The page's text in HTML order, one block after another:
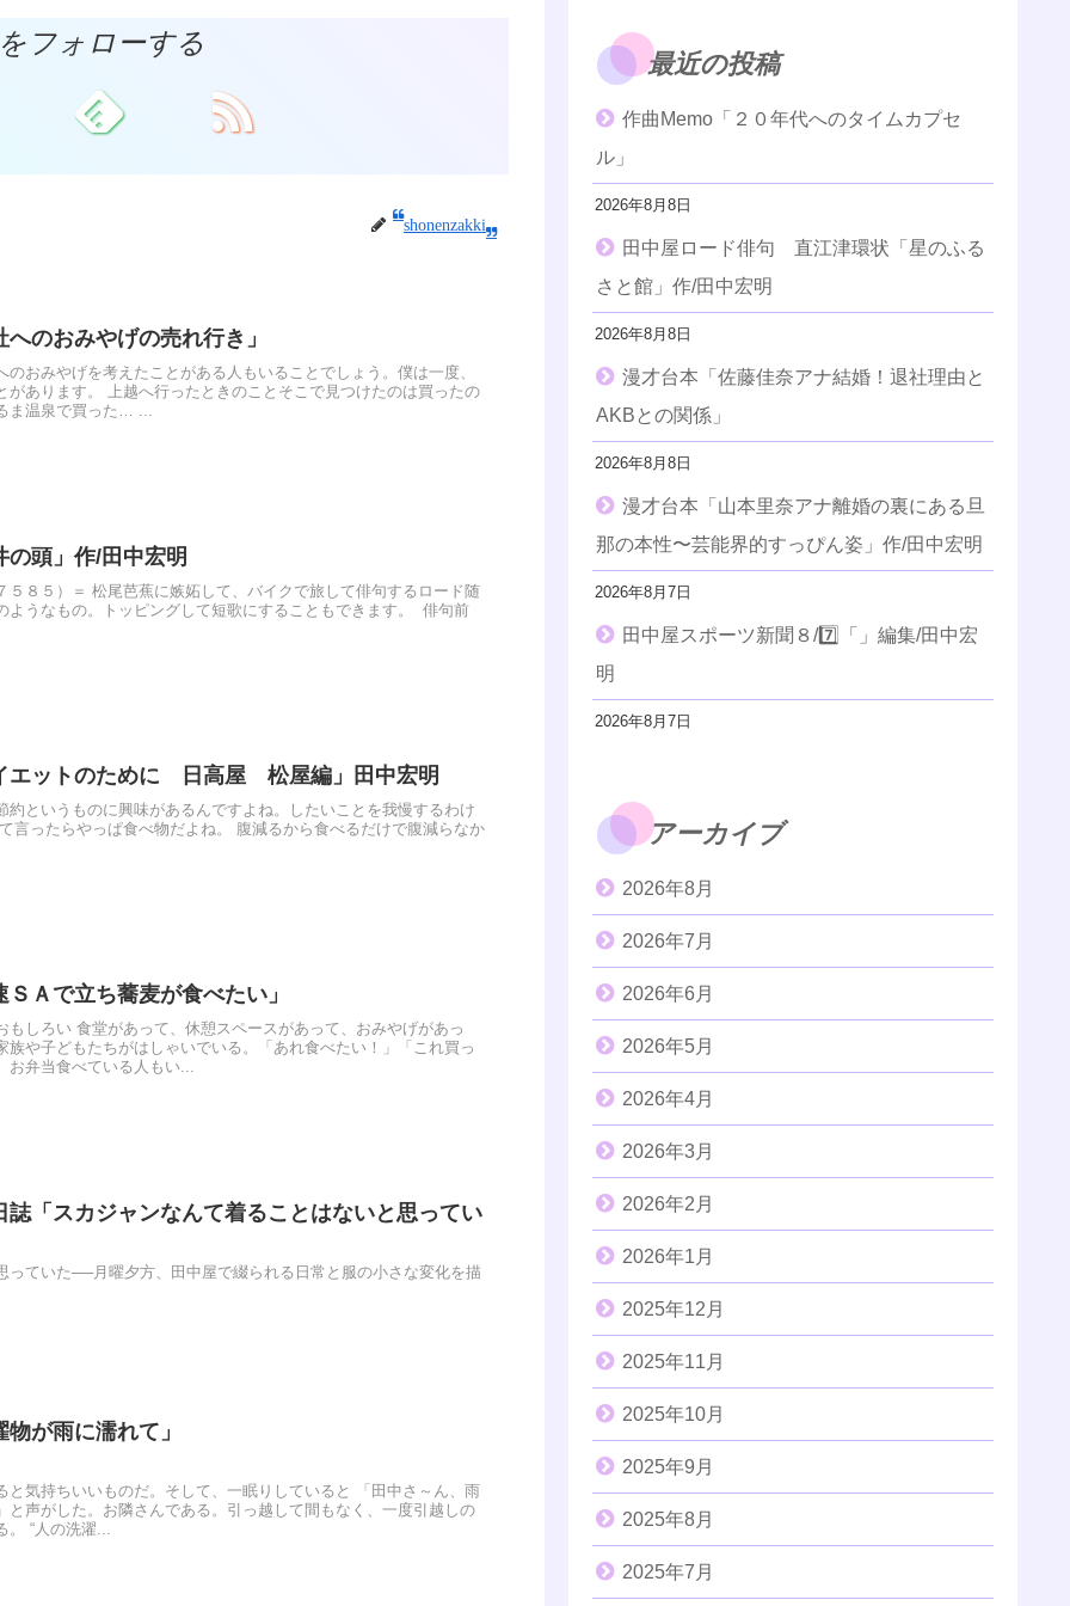
をフォローする
shonenzakki
のおみやげの売れ行き」
おみやげを考えたことがある人もいることでしょう。僕は一度、
があります。 上越へ行ったときのことそこで見つけたのは買ったの
ま温泉で買った… ...
頭」作/田中宏明
５８５）＝ 松尾芭蕉に嫉妬して、バイクで旅して俳句するロード随
ようなもの。トッピングして短歌にすることもできます。 俳句前
エットのために 日高屋 松屋編」田中宏明
約というものに興味があるんですよね。したいことを我慢するわけ
言ったらやっぱ食べ物だよね。 腹減るから食べるだけで腹減らなか
Ａで立ち蕎麦が食べたい」
もしろい 食堂があって、休憩スペースがあって、おみやげがあっ
族や子どもたちがはしゃいでいる。「あれ食べたい！」「これ買っ
お弁当食べている人もい...
誌「スカジャンなんて着ることはないと思ってい
っていた──月曜夕方、田中屋で綴られる日常と服の小さな変化を描
が雨に濡れて」
と気持ちいいものだ。そして、一眠りしていると 「田中さ～ん、雨
と声がした。お隣さんである。引っ越して間もなく、一度引越しの
。 “人の洗濯...
最近の投稿
作曲Memo「２０年代へのタイムカプセ
ル」
2026年8月8日
田中屋ロード俳句 直江津環状「星のふる
さと館」作/田中宏明
2026年8月8日
漫才台本「佐藤佳奈アナ結婚！退社理由と
AKBとの関係」
2026年8月8日
漫才台本「山本里奈アナ離婚の裏にある旦
那の本性〜芸能界的すっぴん姿」作/田中宏明
2026年8月7日
田中屋スポーツ新聞８/7️⃣「」編集/田中宏
明
2026年8月7日
アーカイブ
2026年8月
2026年7月
2026年6月
2026年5月
2026年4月
2026年3月
2026年2月
2026年1月
2025年12月
2025年11月
2025年10月
2025年9月
2025年8月
2025年7月